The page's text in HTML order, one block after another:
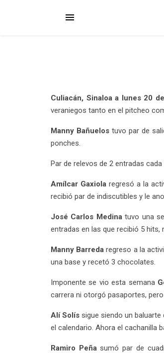
Culiacán, Sinaloa a lunes 20
veraniegos tanto en el pitcheo
Manny Bañuelostuvo par de
ponches.
Par de relevos de 2 entradas cada
Amílcar Gaxiola regresó a la
recibió par de indiscutibles y le
José Carlos Medinatuvo una
entradas en las que recibió 5
Manny Barreda regreso a la
una base y recetó 3 chocolates.
Imponente se vio esta semana
carrera ni otorgó pasaportes,
Alí Solís sigue siendo un
el calendario. Ahora el cachanilla
Ramiro Peñasumó par de